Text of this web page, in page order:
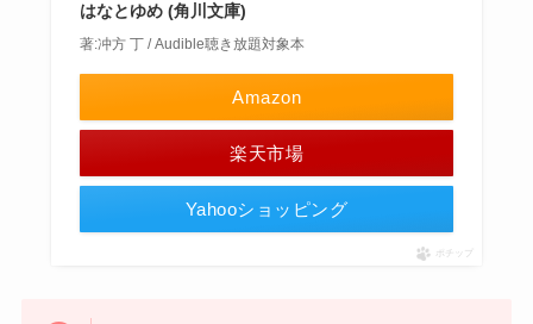
はなとゆめ (角川文庫)
著:冲方 丁 / Audible聴き放題対象本
Amazon
楽天市場
Yahooショッピング
ポチップ